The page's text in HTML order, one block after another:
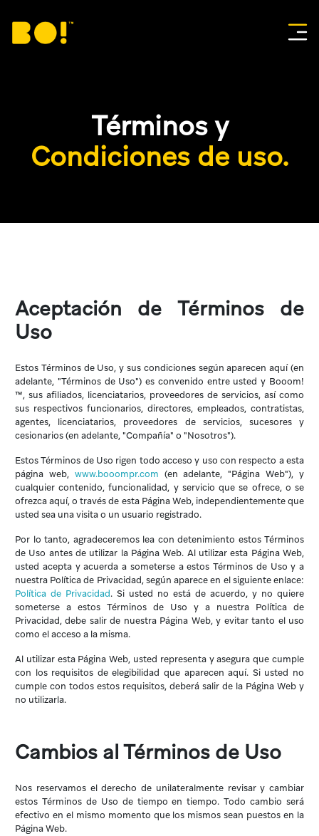
Términos y
Condiciones de uso.
Aceptación de Términos de
Uso
Estos Términos de Uso, y sus condiciones según aparecen aquí (en
adelante, "Términos de Uso") es convenido entre usted y Booom!
™, sus afiliados, licenciatarios, proveedores de servicios, así como
sus respectivos funcionarios, directores, empleados, contratistas,
agentes, licenciatarios, proveedores de servicios, sucesores y
cesionarios (en adelante, "Compañía" o "Nosotros").
Estos Términos de Uso rigen todo acceso y uso con respecto a esta
página web, www.booompr.com (en adelante, "Página Web"), y
cualquier contenido, funcionalidad, y servicio que se ofrece, o se
ofrezca aquí, o través de esta Página Web, independientemente que
usted sea una visita o un usuario registrado.
Por lo tanto, agradeceremos lea con detenimiento estos Términos
de Uso antes de utilizar la Página Web. Al utilizar esta Página Web,
usted acepta y acuerda a someterse a estos Términos de Uso y a
nuestra Política de Privacidad, según aparece en el siguiente enlace:
Política de Privacidad. Si usted no está de acuerdo, y no quiere
someterse a estos Términos de Uso y a nuestra Política de
Privacidad, debe salir de nuestra Página Web, y evitar tanto el uso
como el acceso a la misma.
Al utilizar esta Página Web, usted representa y asegura que cumple
con los requisitos de elegibilidad que aparecen aquí. Si usted no
cumple con todos estos requisitos, deberá salir de la Página Web y
no utilizarla.
Cambios al Términos de Uso
Nos reservamos el derecho de unilateralmente revisar y cambiar
estos Términos de Uso de tiempo en tiempo. Todo cambio será
efectivo en el mismo momento que los mismos sean puestos en la
Página Web.
Proyectos
T:787-313-4047